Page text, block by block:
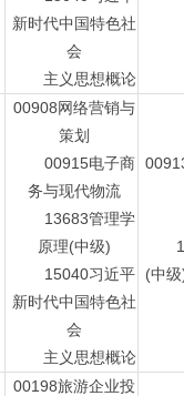
新时代中国特色社
会
主义思想概论
00908网络营销与
策划
00915电子商
务与现代物流
13683管理学
原理(中级)
15040习近平
新时代中国特色社
会
主义思想概论
(中
00198旅游企业投